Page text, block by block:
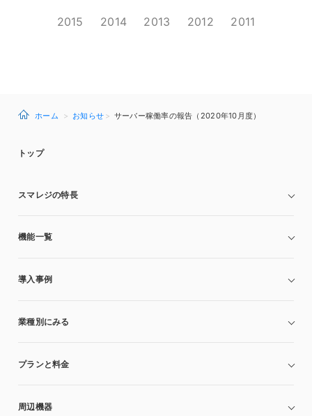
2015 2014 2013 2012 2011
ホーム お知らせ サーバー稼働率の報告（2020年10月度）
トップ
スマレジの特長
機能一覧
導入事例
業種別にみる
プランと料金
周辺機器